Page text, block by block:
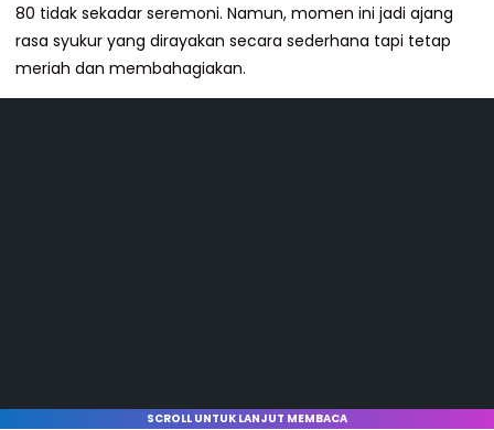
80 tidak sekadar seremoni. Namun, momen ini jadi ajang
rasa syukur yang dirayakan secara sederhana tapi tetap
meriah dan membahagiakan.
SCROLL UNTUK LANJUT MEMBACA